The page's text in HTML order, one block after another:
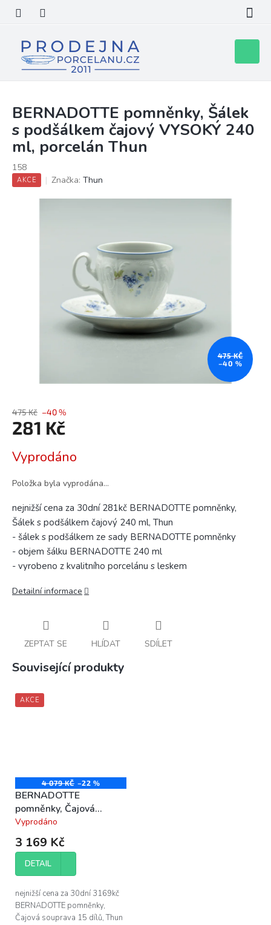
obsah
košík
BERNADOTTE pomněnky, Šálek
s podšálkem čajový VYSOKÝ 240
ml, porcelán Thun
158
AKCE Značka: Thun
475 KČ
–40 %
475 Kč –40 %
281 Kč
cena:
Vyprodáno
Položka byla vyprodána…
nejnižší cena za 30dní 281kč BERNADOTTE pomněnky,
Šálek s podšálkem čajový 240 ml, Thun
- šálek s podšálkem ze sady BERNADOTTE pomněnky
- objem šálku BERNADOTTE 240 ml
- vyrobeno z kvalitního porcelánu s leskem
Detailní informace
ZEPTAT SE HLÍDAT SDÍLET
Související produkty
AKCE
4 079 KČ –22 %
BERNADOTTE
pomněnky, Čajová
souprava 15 dílů,
porcelán Thun
Průměrné
produktu
je
5,0
5
hvězdiček.
Vyprodáno
3 169 Kč
DETAIL
nejnižší cena za 30dní 3169kč
BERNADOTTE pomněnky,
Čajová souprava 15 dílů, Thun